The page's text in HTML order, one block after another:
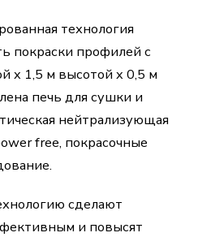
технология
покраски профилей с
x 1,5 м высотой x 0,5 м
печь для сушки и
нейтрализующая
free, покрасочные
сделают
и повысят